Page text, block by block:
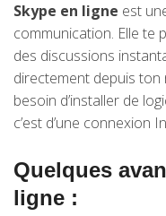
Skype en ligne est
communication. Elle te
des discussions
directement depuis ton
besoin d’installer de
c’est d’une connexion
Quelques
ligne :